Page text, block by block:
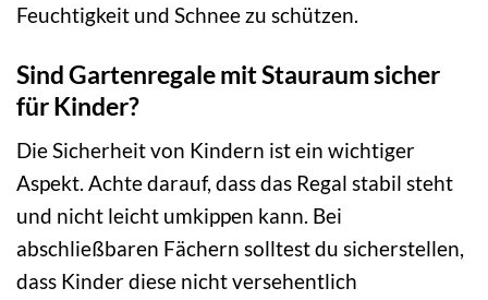
Feuchtigkeit und Schnee zu schützen.
Sind Gartenregale mit Stauraum sicher
für Kinder?
Die Sicherheit von Kindern ist ein wichtiger
Aspekt. Achte darauf, dass das Regal stabil steht
und nicht leicht umkippen kann. Bei
abschließbaren Fächern solltest du sicherstellen,
dass Kinder diese nicht versehentlich